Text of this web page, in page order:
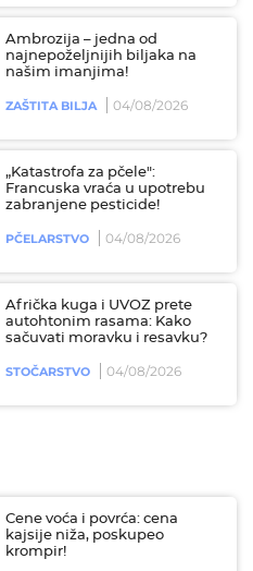
Ambrozija – jedna od
najnepoželjnijih biljaka na
našim imanjima!
ZAŠTITA BILJA 04/08/2026
„Katastrofa za pčele":
Francuska vraća u upotrebu
zabranjene pesticide!
PČELARSTVO 04/08/2026
Afrička kuga i UVOZ prete
autohtonim rasama: Kako
sačuvati moravku i resavku?
STOČARSTVO 04/08/2026
Cene voća i povrća: cena
kajsije niža, poskupeo
krompir!